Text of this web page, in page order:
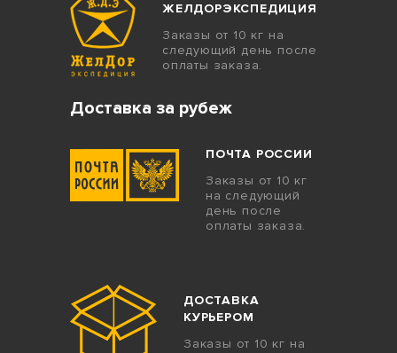
ЖЕЛДОРЭКСПЕДИЦИЯ
Заказы от 10 кг на
следующий день после
оплаты заказа.
Доставка за рубеж
ПОЧТА РОССИИ
Заказы от 10 кг
на следующий
день после
оплаты заказа.
ДОСТАВКА
КУРЬЕРОМ
Заказы от 10 кг на